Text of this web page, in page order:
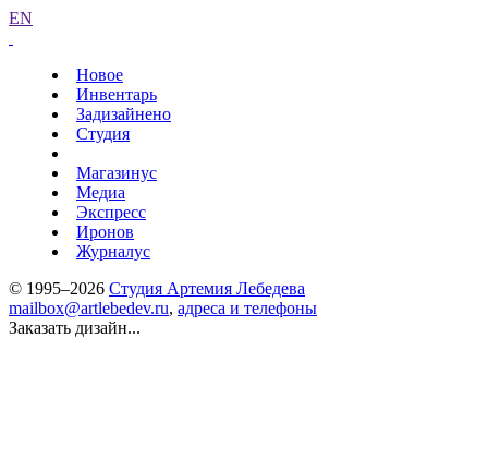
EN
Новое
Инвентарь
Задизайнено
Студия
Магазинус
Медиа
Экспресс
Иронов
Журналус
© 1995–2026 Студия Артемия Лебедева
mailbox@artlebedev.ru, адреса и телефоны
Заказать дизайн...